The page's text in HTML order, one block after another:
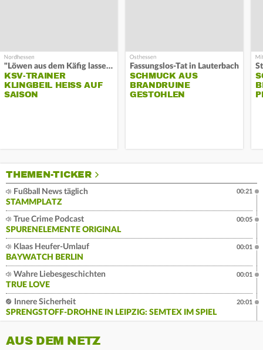
"Löwen aus dem Käfig lassen"
KSV-TRAINER
KLINGBEIL HEISS AUF S
AISON
Fassungslos-Tat in Lauterbach
SCHMUCK AUS
BRANDRUINE
GESTOHLEN
THEMEN-TICKER
Fußball News täglich
STAMMPLATZ
00:21
True Crime Podcast
SPURENELEMENTE ORIGINAL
00:05
Klaas Heufer-Umlauf
BAYWATCH BERLIN
00:01
Wahre Liebesgeschichten
TRUE LOVE
00:01
Innere Sicherheit
SPRENGSTOFF-DROHNE IN LEIPZIG: SEMTEX IM SPIEL
20:01
AUS DEM NETZ